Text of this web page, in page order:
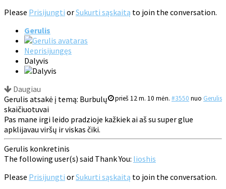
Please Prisijungti orSukurti sąskaitą to join the conversation.
Gerulis
Neprisijungęs
Dalyvis
Daugiau
prieš 12 m. 10 mėn. #3550 nuo Gerulis
Gerulis atsakė į temą: Burbulų
skaičiuotuvai
Pas mane irgi leido pradzioje kažkiek ai aš su super glue
apklijavau viršų ir viskas čiki.
Gerulis konkretinis
The following user(s) said Thank You: lioshis
Please Prisijungti orSukurti sąskaitą to join the conversation.